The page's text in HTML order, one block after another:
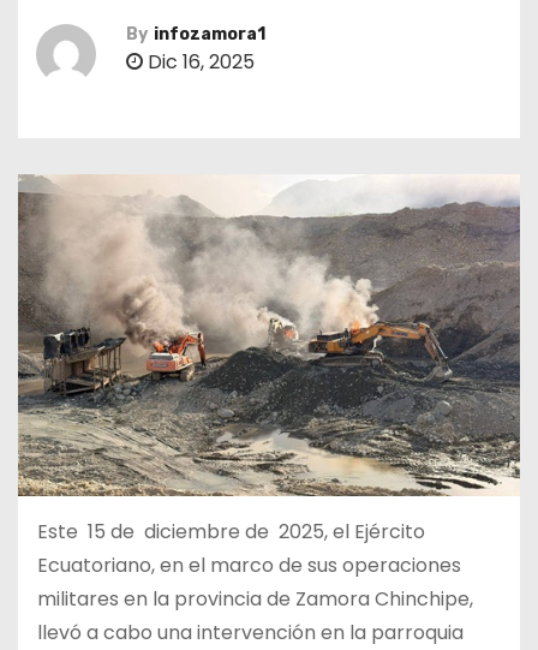
By infozamora1
Dic 16, 2025
Este 15 de diciembre de 2025, el Ejército
Ecuatoriano, en el marco de sus operaciones
militares en la provincia de Zamora Chinchipe,
llevó a cabo una intervención en la parroquia